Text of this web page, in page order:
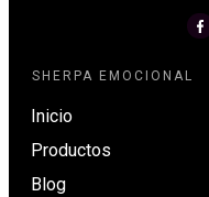
SHERPA EMOCIONAL
Inicio
Productos
Blog